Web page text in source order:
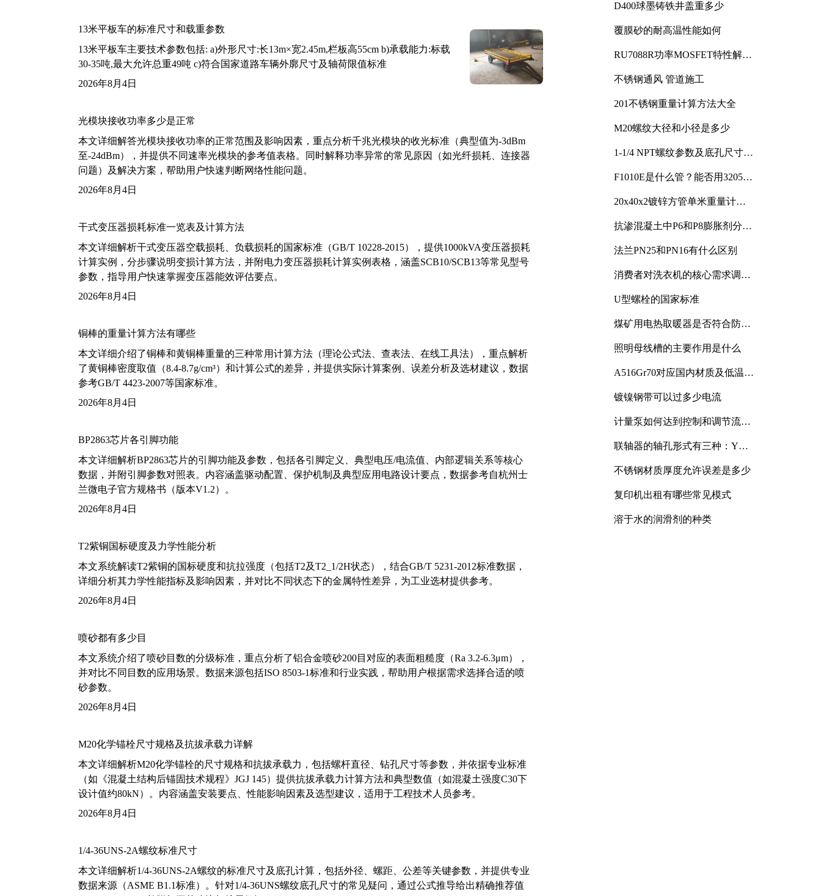
13米平板车的标准尺寸和载重参数
13米平板车主要技术参数包括: a)外形尺寸:长13m×宽2.45m,栏板高55cm b)承载能力:标载
30-35吨,最大允许总重49吨 c)符合国家道路车辆外廓尺寸及轴荷限值标准
2026年8月4日
光模块接收功率多少是正常
本文详细解答光模块接收功率的正常范围及影响因素，重点分析千兆光模块的收光标准（典型值为-3dBm
至-24dBm），并提供不同速率光模块的参考值表格。同时解释功率异常的常见原因（如光纤损耗、连接器
问题）及解决方案，帮助用户快速判断网络性能问题。
2026年8月4日
干式变压器损耗标准一览表及计算方法
本文详细解析干式变压器空载损耗、负载损耗的国家标准（GB/T 10228-2015），提供1000kVA变压器损耗
计算实例，分步骤说明变损计算方法，并附电力变压器损耗计算实例表格，涵盖SCB10/SCB13等常见型号
参数，指导用户快速掌握变压器能效评估要点。
2026年8月4日
铜棒的重量计算方法有哪些
本文详细介绍了铜棒和黄铜棒重量的三种常用计算方法（理论公式法、查表法、在线工具法），重点解析
了黄铜棒密度取值（8.4-8.7g/cm³）和计算公式的差异，并提供实际计算案例、误差分析及选材建议，数据
参考GB/T 4423-2007等国家标准。
2026年8月4日
BP2863芯片各引脚功能
本文详细解析BP2863芯片的引脚功能及参数，包括各引脚定义、典型电压/电流值、内部逻辑关系等核心
数据，并附引脚参数对照表。内容涵盖驱动配置、保护机制及典型应用电路设计要点，数据参考自杭州士
兰微电子官方规格书（版本V1.2）。
2026年8月4日
T2紫铜国标硬度及力学性能分析
本文系统解读T2紫铜的国标硬度和抗拉强度（包括T2及T2_1/2H状态），结合GB/T 5231-2012标准数据，
详细分析其力学性能指标及影响因素，并对比不同状态下的金属特性差异，为工业选材提供参考。
2026年8月4日
喷砂都有多少目
本文系统介绍了喷砂目数的分级标准，重点分析了铝合金喷砂200目对应的表面粗糙度（Ra 3.2-6.3μm），
并对比不同目数的应用场景。数据来源包括ISO 8503-1标准和行业实践，帮助用户根据需求选择合适的喷
砂参数。
2026年8月4日
M20化学锚栓尺寸规格及抗拔承载力详解
本文详细解析M20化学锚栓的尺寸规格和抗拔承载力，包括螺杆直径、钻孔尺寸等参数，并依据专业标准
（如《混凝土结构后锚固技术规程》JGJ 145）提供抗拔承载力计算方法和典型数值（如混凝土强度C30下
设计值约80kN）。内容涵盖安装要点、性能影响因素及选型建议，适用于工程技术人员参考。
2026年8月4日
1/4-36UNS-2A螺纹标准尺寸
本文详细解析1/4-36UNS-2A螺纹的标准尺寸及底孔计算，包括外径、螺距、公差等关键参数，并提供专业
数据来源（ASME B1.1标准）。针对1/4-36UNS螺纹底孔尺寸的常见疑问，通过公式推导给出精确推荐值
D400球墨铸铁井盖重多少
覆膜砂的耐高温性能如何
RU7088R功率MOSFET特性解析
不锈钢通风 管道施工
201不锈钢重量计算方法大全
M20螺纹大径和小径是多少
1-1/4 NPT螺纹参数及底孔尺寸详
F1010E是什么管？能否用3205或
20x40x2镀锌方管单米重量计算
抗渗混凝土中P6和P8膨胀剂分别
法兰PN25和PN16有什么区别
消费者对洗衣机的核心需求调研
U型螺栓的国家标准
煤矿用电热取暖器是否符合防爆
照明母线槽的主要作用是什么
A516Gr70对应国内材质及低温冲
镀镍钢带可以过多少电流
计量泵如何达到控制和调节流量
联轴器的轴孔形式有三种：Y
不锈钢材质厚度允许误差是多少
复印机出租有哪些常见模式
溶于水的润滑剂的种类